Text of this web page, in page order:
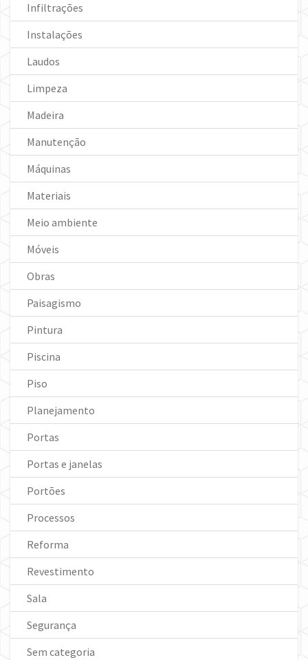
Infiltrações
Instalações
Laudos
Limpeza
Madeira
Manutenção
Máquinas
Materiais
Meio ambiente
Móveis
Obras
Paisagismo
Pintura
Piscina
Piso
Planejamento
Portas
Portas e janelas
Portões
Processos
Reforma
Revestimento
Sala
Segurança
Sem categoria